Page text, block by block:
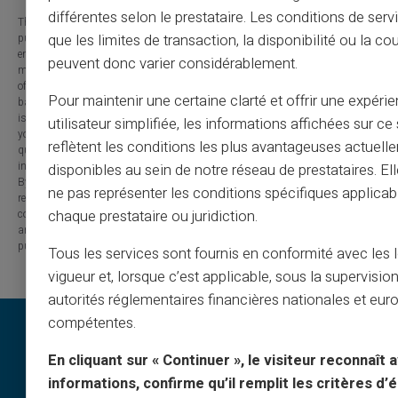
The information provided on this blog is presented for informational
purposes only and has no contractual or legal value. Although we strive to
ensure the accuracy, completeness and updating of the published content, it
may contain errors, omissions or inaccuracies. Carte Veritas and the authors
of the articles cannot be held responsible for decisions or actions taken
based on the information contained in this blog. Any use of this information
is made at your own risk and under your sole responsibility. We encourage
you to consult a qualified professional or an expert for any important
question or decision relating to the subjects discussed. In addition, the
information presented on this site may be modified or updated without notice.
By visiting this blog, you agree that Carte Veritas and its partners are
released from any liability concerning losses, direct or indirect damages, or
consequences arising from the use of the contents of this site, whether they
are linked to errors, omissions or the interpretation of the information
published.
différentes selon le prestataire. Les conditions de
que les limites de transaction, la disponibilité ou la
peuvent donc varier considérablement.
Pour maintenir une certaine clarté et offrir une
utilisateur simplifiée, les informations affichées sur ce
reflètent les conditions les plus avantageuses
disponibles au sein de notre réseau de prestataires.
ne pas représenter les conditions spécifiques
chaque prestataire ou juridiction.
Tous les services sont fournis en conformité avec les
vigueur et, lorsque c’est applicable, sous la
autorités réglementaires financières nationales et
compétentes.
En cliquant sur « Continuer », le visiteur reconnaît
informations, confirme qu’il remplit les critères